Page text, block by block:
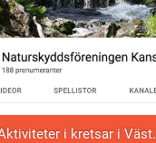
i kretsar i Väst.